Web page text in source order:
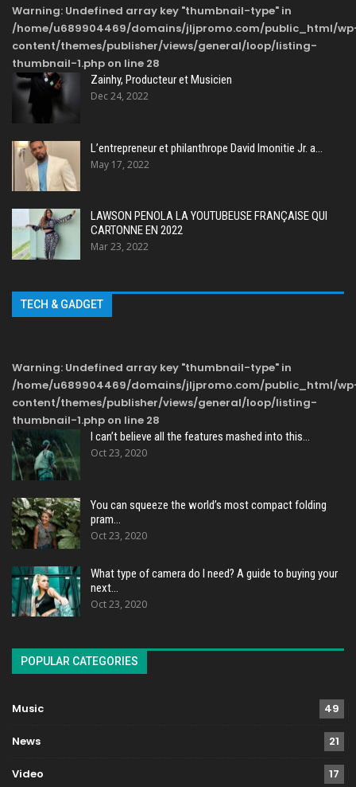
Warning: Undefined array key "thumbnail-type" in
/home/u689904469/domains/jljpromo.com/public_html/
content/themes/publisher/views/general/loop/listing-
thumbnail-1.php on line 28
Zainhy, Producteur et Musicien
Dec 24, 2022
L’entrepreneur et philanthrope David Imonitie Jr. a…
May 17, 2022
LAWSON PENOLA LA YOUTUBEUSE FRANÇAISE QUI
CARTONNE EN 2022
Mar 23, 2022
TECH & GADGET
Warning: Undefined array key "thumbnail-type" in
/home/u689904469/domains/jljpromo.com/public_html/
content/themes/publisher/views/general/loop/listing-
thumbnail-1.php on line 28
I can’t believe all the features mashed into this…
Oct 23, 2020
You can squeeze the world’s most compact folding
pram…
Oct 23, 2020
What type of camera do I need? A guide to buying your
next…
Oct 23, 2020
POPULAR CATEGORIES
Music 49
News 21
Video 17